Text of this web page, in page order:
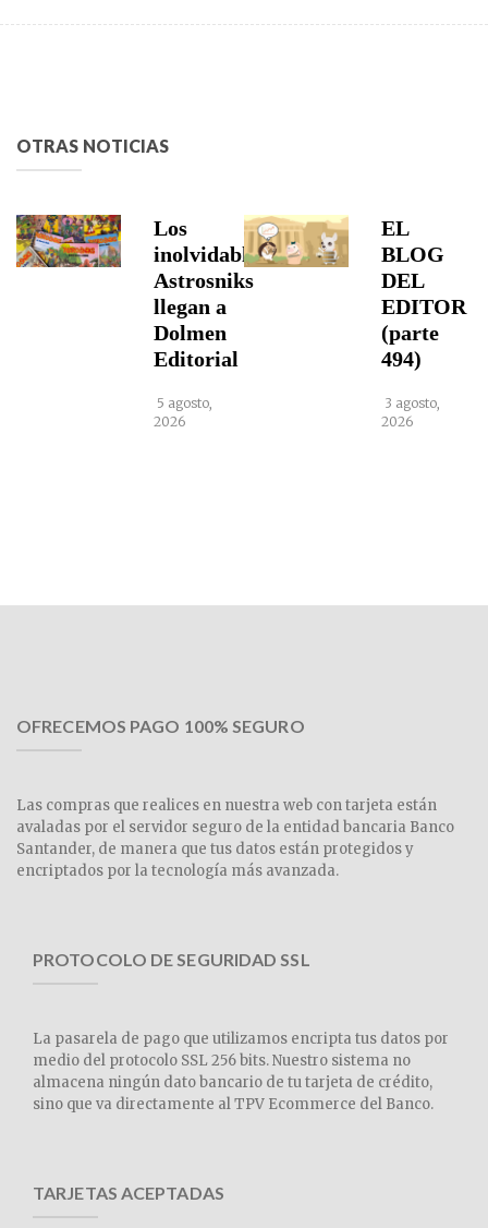
OTRAS NOTICIAS
Los
inolvidables
Astrosniks
llegan a
Dolmen
Editorial
5 agosto,
2026
EL
BLOG
DEL
EDITOR
(parte
494)
3 agosto,
2026
OFRECEMOS PAGO 100% SEGURO
Las compras que realices en nuestra web con tarjeta están
avaladas por el servidor seguro de la entidad bancaria Banco
Santander, de manera que tus datos están protegidos y
encriptados por la tecnología más avanzada.
PROTOCOLO DE SEGURIDAD SSL
La pasarela de pago que utilizamos encripta tus datos por
medio del protocolo SSL 256 bits. Nuestro sistema no
almacena ningún dato bancario de tu tarjeta de crédito,
sino que va directamente al TPV Ecommerce del Banco.
TARJETAS ACEPTADAS